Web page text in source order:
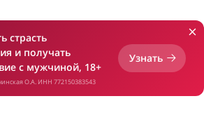
страсть
и получать
с мужчиной, 18+
О.А. ИНН 772150383543
Узнать